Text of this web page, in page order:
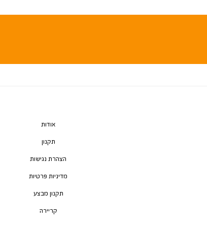
אודות
תקנון
הצהרת נגישות
מדיניות פרטיות
תקנון מבצע
קריירה